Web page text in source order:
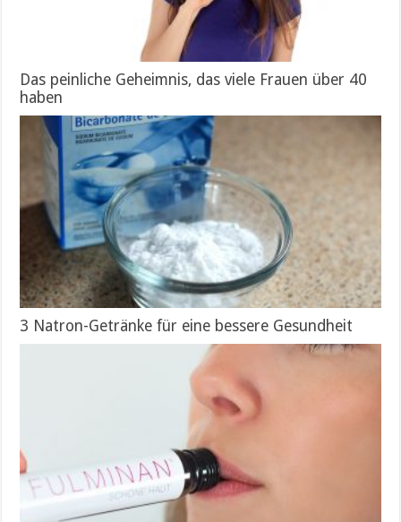
Das peinliche Geheimnis, das viele Frauen über 40
haben
3 Natron-Getränke für eine bessere Gesundheit